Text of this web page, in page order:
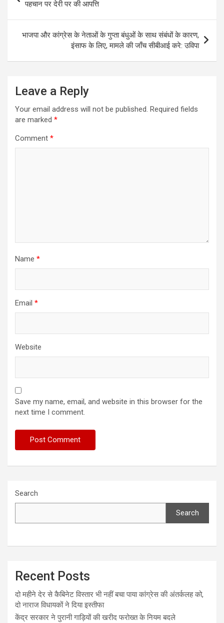
p
p
o
k
g
e
r
r
a
m
पहचान पर देरी पर की आपत्ति
भाजपा और कांग्रेस के नेताओं के गुप्ता बंधुओं के साथ संबंधों के कारण,
इंसाफ के लिए, मामले की जाँच सीबीआई करे: उविपा
Leave a Reply
Your email address will not be published. Required fields
are marked *
Comment *
Name *
Email *
Website
Save my name, email, and website in this browser for the
next time I comment.
Search
Search
Recent Posts
दो महीने देर से कैबिनेट विस्तार भी नहीं बचा पाया कांग्रेस की अंतर्कलह को,
दो नाराज विधायकों ने दिया इस्तीफा
केंद्र सरकार ने पुरानी गाड़ियों की खरीद फरोख्त के नियम बदले